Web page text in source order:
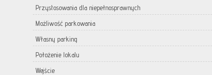
Przystosowania dla niepełnosprawnych
Możliwość parkowania
Własny parking
Położenie lokalu
Wejście